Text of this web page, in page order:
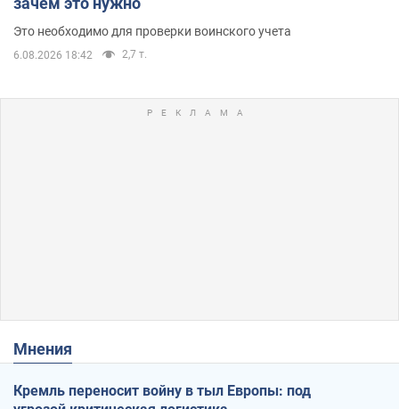
Это необходимо для проверки воинского учета
6.08.2026 18:42 2,7 т.
Мнения
Кремль переносит войну в тыл Европы: под